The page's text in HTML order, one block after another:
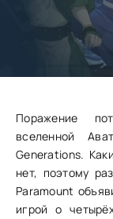
19.08.23
Поражение
вселенной
Generations.
нет, поэтому
Paramount
игрой о